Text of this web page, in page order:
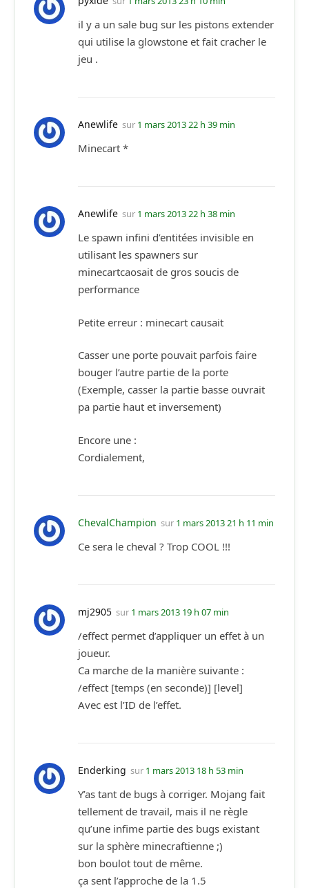
il y a un sale bug sur les pistons extender
qui utilise la glowstone et fait cracher le
jeu .
Anewlife sur 1 mars 2013 22 h 39 min
Minecart *
Anewlife sur 1 mars 2013 22 h 38 min
Le spawn infini d’entitées invisible en
utilisant les spawners sur
minecartcaosait de gros soucis de
performance
Petite erreur : minecart causait
Casser une porte pouvait parfois faire
bouger l’autre partie de la porte
(Exemple, casser la partie basse ouvrait
pa partie haut et inversement)
Encore une :
Cordialement,
ChevalChampion sur 1 mars 2013 21 h 11 min
Ce sera le cheval ? Trop COOL !!!
mj2905 sur 1 mars 2013 19 h 07 min
/effect permet d’appliquer un effet à un
joueur.
Ca marche de la manière suivante :
/effect [temps (en seconde)] [level]
Avec est l’ID de l’effet.
Enderking sur 1 mars 2013 18 h 53 min
Y’as tant de bugs à corriger. Mojang fait
tellement de travail, mais il ne règle
qu’une infime partie des bugs existant
sur la sphère minecraftienne ;)
bon boulot tout de même.
ça sent l’approche de la 1.5